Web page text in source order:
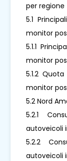
per regione
5.1
monitor
5.1.1
monitor
5.1.2
monitor
5.2 Nord
5.2.1
autoveicoli
5.2.2
autoveicoli